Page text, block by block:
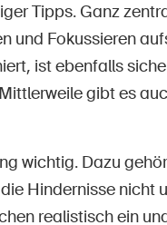
Tipps. Ganz
und Fokussieren
ist ebenfalls
gibt es
wichtig. Dazu
Hindernisse nicht
realistisch ein